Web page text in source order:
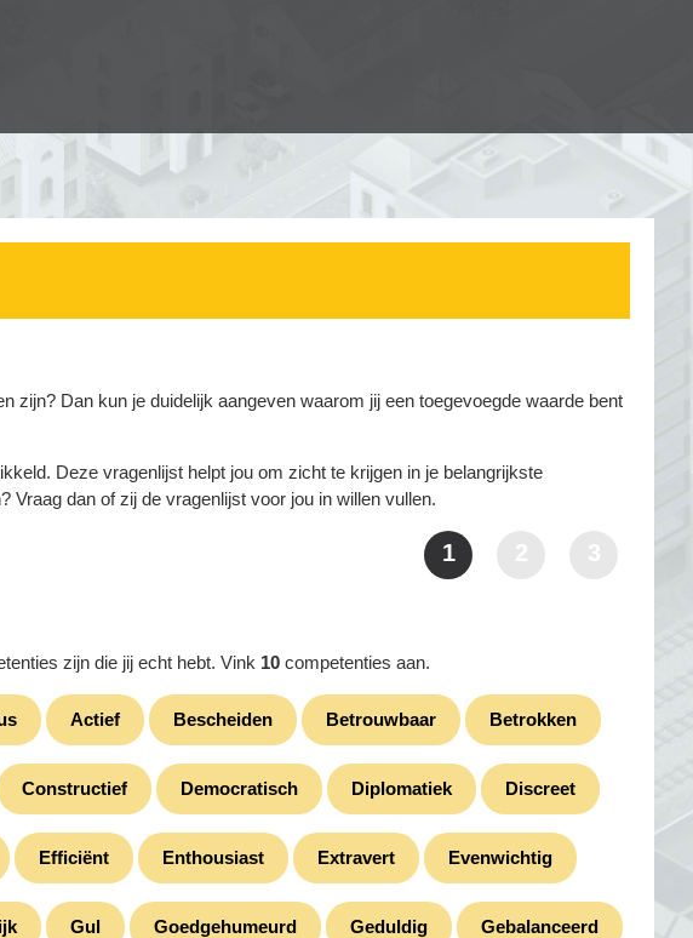
zijn? Dan kun je duidelijk aangeven waarom jij een toegevoegde waarde bent
Deze vragenlijst helpt jou om zicht te krijgen in je belangrijkste
Vraag dan of zij de vragenlijst voor jou in willen vullen.
1
zijn die jij echt hebt. Vink 10 competenties aan.
Actief Bescheiden Betrouwbaar Betrokken
Constructief Democratisch Diplomatiek Discreet
Efficiënt Enthousiast Extravert Evenwichtig
Gul Goedgehumeurd Geduldig Gebalanceerd